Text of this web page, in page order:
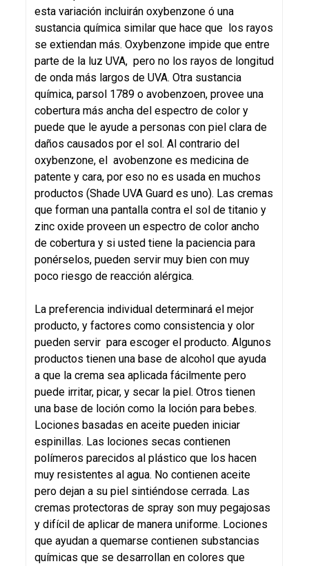
esta variación incluirán oxybenzone ó una
sustancia química similar que hace que los rayos
se extiendan más. Oxybenzone impide que entre
parte de la luz UVA, pero no los rayos de longitud
de onda más largos de UVA. Otra sustancia
química, parsol 1789 o avobenzoen, provee una
cobertura más ancha del espectro de color y
puede que le ayude a personas con piel clara de
daños causados por el sol. Al contrario del
oxybenzone, el avobenzone es medicina de
patente y cara, por eso no es usada en muchos
productos (Shade UVA Guard es uno). Las cremas
que forman una pantalla contra el sol de titanio y
zinc oxide proveen un espectro de color ancho
de cobertura y si usted tiene la paciencia para
ponérselos, pueden servir muy bien con muy
poco riesgo de reacción alérgica.
La preferencia individual determinará el mejor
producto, y factores como consistencia y olor
pueden servir para escoger el producto. Algunos
productos tienen una base de alcohol que ayuda
a que la crema sea aplicada fácilmente pero
puede irritar, picar, y secar la piel. Otros tienen
una base de loción como la loción para bebes.
Lociones basadas en aceite pueden iniciar
espinillas. Las lociones secas contienen
polímeros parecidos al plástico que los hacen
muy resistentes al agua. No contienen aceite
pero dejan a su piel sintiéndose cerrada. Las
cremas protectoras de spray son muy pegajosas
y difícil de aplicar de manera uniforme. Lociones
que ayudan a quemarse contienen substancias
químicas que se desarrollan en colores que